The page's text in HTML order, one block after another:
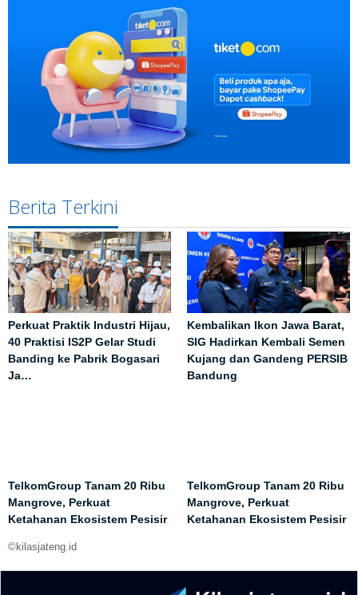
Berita Terkini
Perkuat Praktik Industri Hijau,
40 Praktisi IS2P Gelar Studi
Banding ke Pabrik Bogasari
Ja…
Kembalikan Ikon Jawa Barat,
SIG Hadirkan Kembali Semen
Kujang dan Gandeng PERSIB
Bandung
TelkomGroup Tanam 20 Ribu
Mangrove, Perkuat
Ketahanan Ekosistem Pesisir
TelkomGroup Tanam 20 Ribu
Mangrove, Perkuat
Ketahanan Ekosistem Pesisir
©kilasjateng.id